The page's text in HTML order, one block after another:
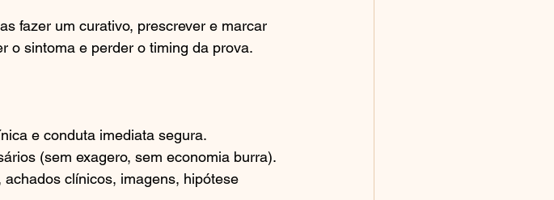
fazer um curativo, prescrever e marcar
o sintoma e perder o timing da prova.
e conduta imediata segura.
(sem exagero, sem economia burra).
clínicos, imagens, hipótese